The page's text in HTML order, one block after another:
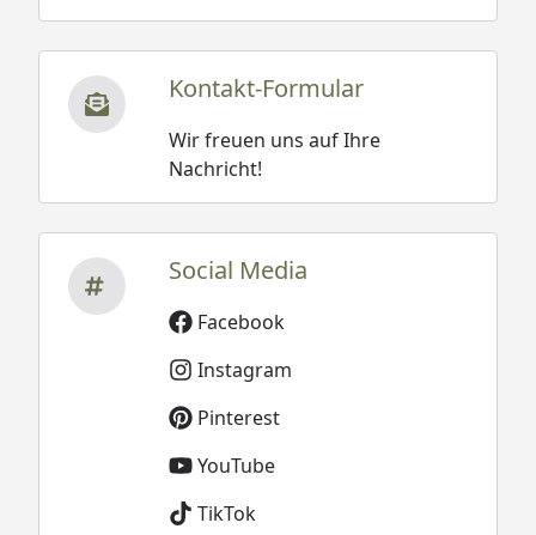
Kontakt-Formular
Wir freuen uns auf Ihre
Nachricht!
Social Media
Facebook
Instagram
Pinterest
YouTube
TikTok